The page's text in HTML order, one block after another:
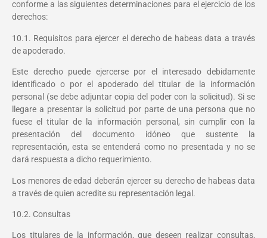
conforme a las siguientes determinaciones para el ejercicio de los
derechos:
10.1. Requisitos para ejercer el derecho de habeas data a través
de apoderado.
Este derecho puede ejercerse por el interesado debidamente
identificado o por el apoderado del titular de la información
personal (se debe adjuntar copia del poder con la solicitud). Si se
llegare a presentar la solicitud por parte de una persona que no
fuese el titular de la información personal, sin cumplir con la
presentación del documento idóneo que sustente la
representación, esta se entenderá como no presentada y no se
dará respuesta a dicho requerimiento.
Los menores de edad deberán ejercer su derecho de habeas data
a través de quien acredite su representación legal.
10.2. Consultas
Los titulares de la información, que deseen realizar consultas,